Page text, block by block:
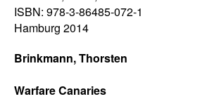
Brinkmann, Thorsten
Warfare Canaries
ISBN: 978-3-86485-072-1
Hamburg 2014